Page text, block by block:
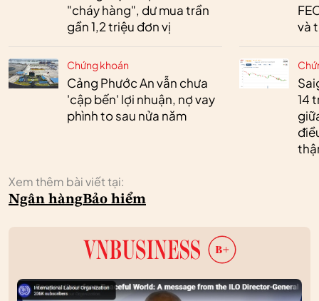
"cháy hàng", dư mua trần
gần 1,2 triệu đơn vị
Chứng khoán
Cảng Phước An vẫn chưa
'cập bến' lợi nhuận, nợ vay
phình to sau nửa năm
và
14
Xem thêm bài viết tại:
Ngân hàngBảo hiểm